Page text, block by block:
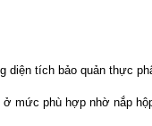
diện tích bảo quản thực
mức phù hợp nhờ nắp